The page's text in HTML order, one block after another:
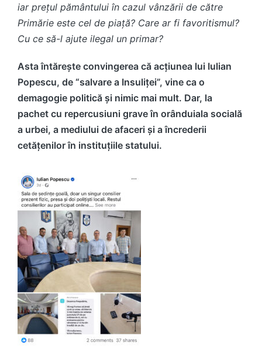
iar prețul pământului în cazul vânzării de către
Primărie este cel de piață? Care ar fi favoritismul?
Cu ce să-l ajute ilegal un primar?
Asta întărește convingerea că acțiunea lui Iulian
Popescu, de “salvare a Insuliței”, vine ca o
demagogie politică și nimic mai mult. Dar, la
pachet cu repercusiuni grave în orânduiala socială
a urbei, a mediului de afaceri și a încrederii
cetățenilor în instituțiile statului.